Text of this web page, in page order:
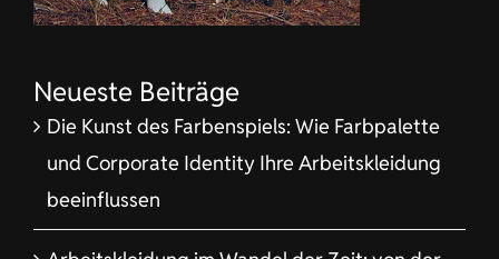
Neueste Beiträge
Die Kunst des Farbenspiels: Wie Farbpalette
und Corporate Identity Ihre Arbeitskleidung
beeinflussen